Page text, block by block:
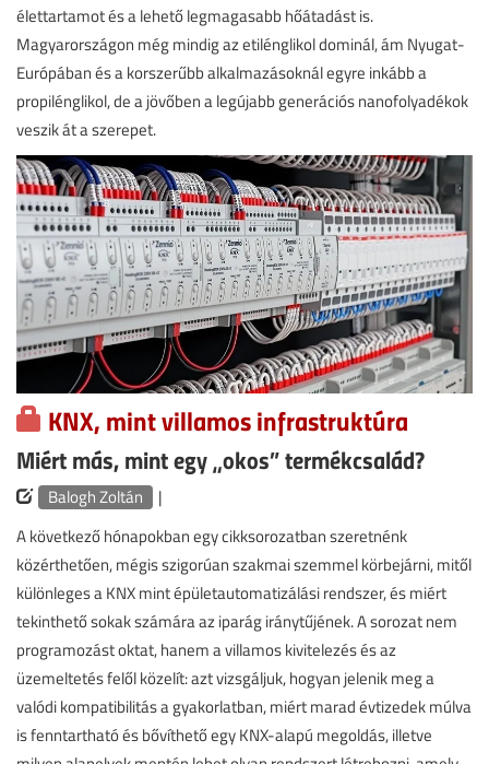
élettartamot és a lehető legmagasabb hőátadást is.
Magyarországon még mindig az etilénglikol dominál, ám Nyugat-
Európában és a korszerűbb alkalmazásoknál egyre inkább a
propilénglikol, de a jövőben a legújabb generációs nanofolyadékok
veszik át a szerepet.
KNX, mint villamos infrastruktúra
Miért más, mint egy „okos” termékcsalád?
Balogh Zoltán
|
A következő hónapokban egy cikksorozatban szeretnénk
közérthetően, mégis szigorúan szakmai szemmel körbejárni, mitől
különleges a KNX mint épületautomatizálási rendszer, és miért
tekinthető sokak számára az iparág iránytűjének. A sorozat nem
programozást oktat, hanem a villamos kivitelezés és az
üzemeltetés felől közelít: azt vizsgáljuk, hogyan jelenik meg a
valódi kompatibilitás a gyakorlatban, miért marad évtizedek múlva
is fenntartható és bővíthető egy KNX-alapú megoldás, illetve